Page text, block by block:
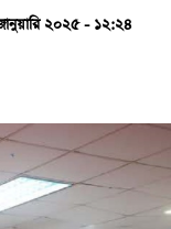
২০২৫ - ১২:২৪